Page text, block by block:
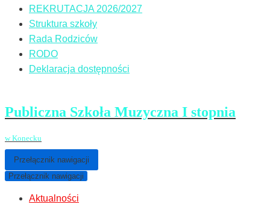
REKRUTACJA 2026/2027
Struktura szkoły
Rada Rodziców
RODO
Deklaracja dostępności
Publiczna Szkoła Muzyczna I stopnia
w Konecku
Przełącznik nawigacji
Przełącznik nawigacji
Aktualności